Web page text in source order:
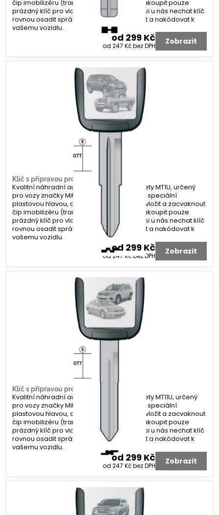
čip imobilizéru (transpondér). Můžete si zakoupit pouze
prázdný klíč pro vlastní kompletaci, nebo si u nás nechat klíč
rovnou osadit správným čipem, vyfrézovat a nakódovat k
vašemu vozidlu.
od 299 Kč
od 247 Kčbez DPH Zobrazit
Klíč s přípravou pro čip Mitsubishi MT1U
Kvalitní náhradní autoklíč s profilem planžety MT1U, určený
pro vozy značky Mitsubishi. Klíč je vybaven speciální
plastovou hlavou, do které lze jednoduše vložit a zacvaknout
čip imobilizéru (transpondér). Můžete si zakoupit pouze
prázdný klíč pro vlastní kompletaci, nebo si u nás nechat klíč
rovnou osadit správným čipem, vyfrézovat a nakódovat k
vašemu vozidlu.
od 299 Kč
od 247 Kčbez DPH Zobrazit
Klíč s přípravou pro čip Mitsubishi MT11U
Kvalitní náhradní autoklíč s profilem planžety MT11U, určený
pro vozy značky Mitsubishi. Klíč je vybaven speciální
plastovou hlavou, do které lze jednoduše vložit a zacvaknout
čip imobilizéru (transpondér). Můžete si zakoupit pouze
prázdný klíč pro vlastní kompletaci, nebo si u nás nechat klíč
rovnou osadit správným čipem, vyfrézovat a nakódovat k
vašemu vozidlu.
od 299 Kč
od 247 Kčbez DPH Zobrazit